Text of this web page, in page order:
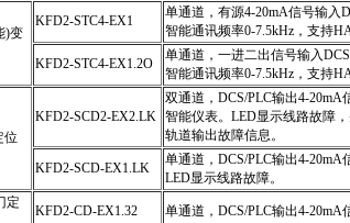
)变
KFD2-STC4-EX1
单通道，有源4-20mA信号输入
智能通讯频率0-7.5kHz，支持
KFD2-STC4-EX1.2O
单通道，一进二出信号输入DCS/
智能通讯频率0-7.5kHz，支持
位
KFD2-SCD2-EX2.LK
双通道，DCS/PLC输出4-20mA
智能仪表。LED显示线路故障
轨道输出故障信息。
KFD2-SCD-EX1.LK
单通道，DCS/PLC输出4-20mA
LED显示线路故障。
定
KFD2-CD-EX1.32 单通道，DCS/PLC输出4-20mA